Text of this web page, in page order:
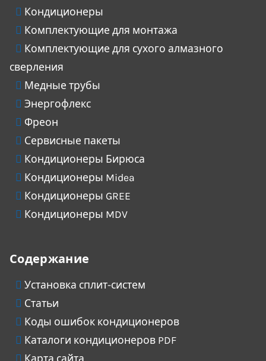
Кондиционеры
Комплектующие для монтажа
Комплектующие для сухого алмазного
сверления
Медные трубы
Энергофлекс
Фреон
Сервисные пакеты
Кондиционеры Бирюса
Кондиционеры Midea
Кондиционеры GREE
Кондиционеры MDV
Содержание
Установка сплит-систем
Статьи
Коды ошибок кондиционеров
Каталоги кондиционеров PDF
Карта сайта